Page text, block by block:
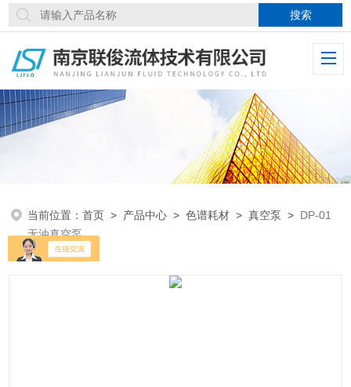
当前位置：首页 > 产品中心 >色谱耗材 >真空泵 > DP-01
无油真空泵